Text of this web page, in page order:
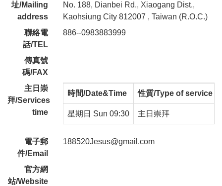
址/Mailing
address
No. 188, Dianbei Rd., Xiaogang Dist.,
Kaohsiung City 812007 , Taiwan (R.O.C.)
聯絡電
話/TEL
886--0983883999
傳真號
碼/FAX
主日崇
拜/Services
time
時間/Date&Time 性質/Type of service
星期日 Sun 09:30 主日崇拜
電子郵
件/Email
188520Jesus@gmail.com
官方網
站/Website